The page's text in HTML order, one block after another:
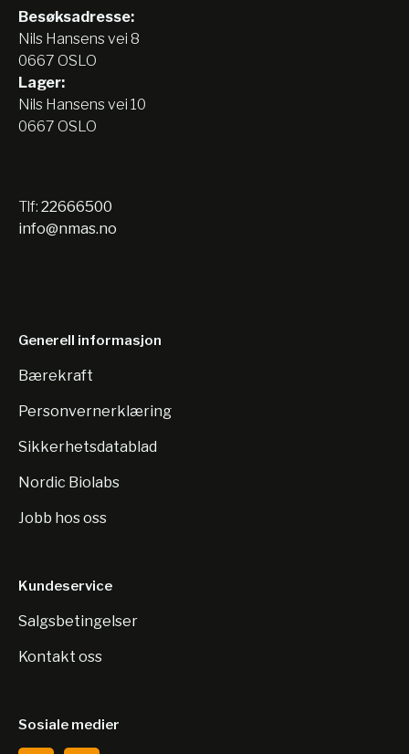
Besøksadresse:
Nils Hansens vei 8
0667 OSLO
Lager:
Nils Hansens vei 10
0667 OSLO
Tlf: 22666500
info@nmas.no
Generell informasjon
Bærekraft
Personvernerklæring
Sikkerhetsdatablad
Nordic Biolabs
Jobb hos oss
Kundeservice
Salgsbetingelser
Kontakt oss
Sosiale medier